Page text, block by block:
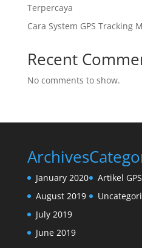
Terpercaya
Cara System GPS Tracking
Recent
No comments to show.
Archives
January 2020
August 2019
July 2019
June 2019
Artikel GPS